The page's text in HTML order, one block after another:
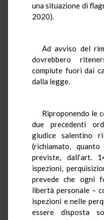
una situazione di
2020).
Ad avviso del
dovrebbero
compiute fuori dai
dalla legge.
Riproponendo le
due precedenti
giudice salentino
(richiamato,
previste, dall’art.
ispezioni,
prevede che ogni
libertà personale –
ispezioni e nelle
essere disposta